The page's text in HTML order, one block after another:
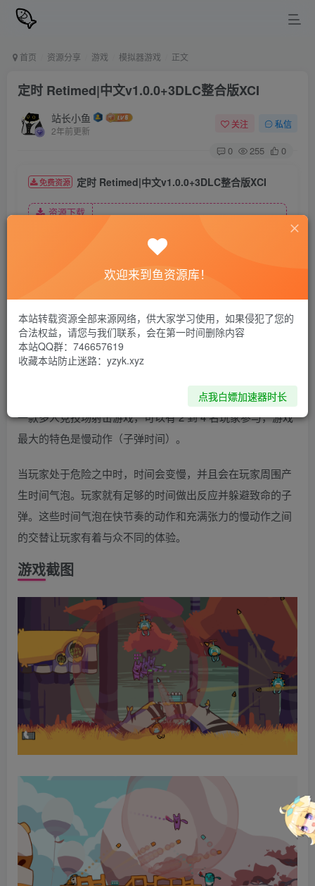
首页 资源分享 游戏 模拟器游戏 正文
定时 Retimed|中文v1.0.0+3DLC整合版XCI
站长小鱼
2年前更新
关注 私信
0 255 0
免费资源 定时 Retimed|中文v1.0.0+3DLC整合版XCI
资源下载
游戏简介
《重定时/定时 Retimed》是一款同屏4人聚会游戏。系统
一款多人竞技场射击游戏，可以有 2 到 4 名玩家参与，游戏
最大的特色是慢动作（子弹时间）。
当玩家处于危险之中时，时间会变慢，并且会在玩家周围产
生时间气泡。玩家就有足够的时间做出反应并躲避致命的子
弹。这些时间气泡在快节奏的动作和充满张力的慢动作之间
的交替让玩家有着与众不同的体验。
游戏截图
欢迎来到鱼资源库！
本站转载资源全部来源网络，供大家学习使用，如果侵犯了您的
合法权益，请您与我们联系，会在第一时间删除内容
本站QQ群：746657619
收藏本站防止迷路：yzyk.xyz
点我白嫖加速器时长